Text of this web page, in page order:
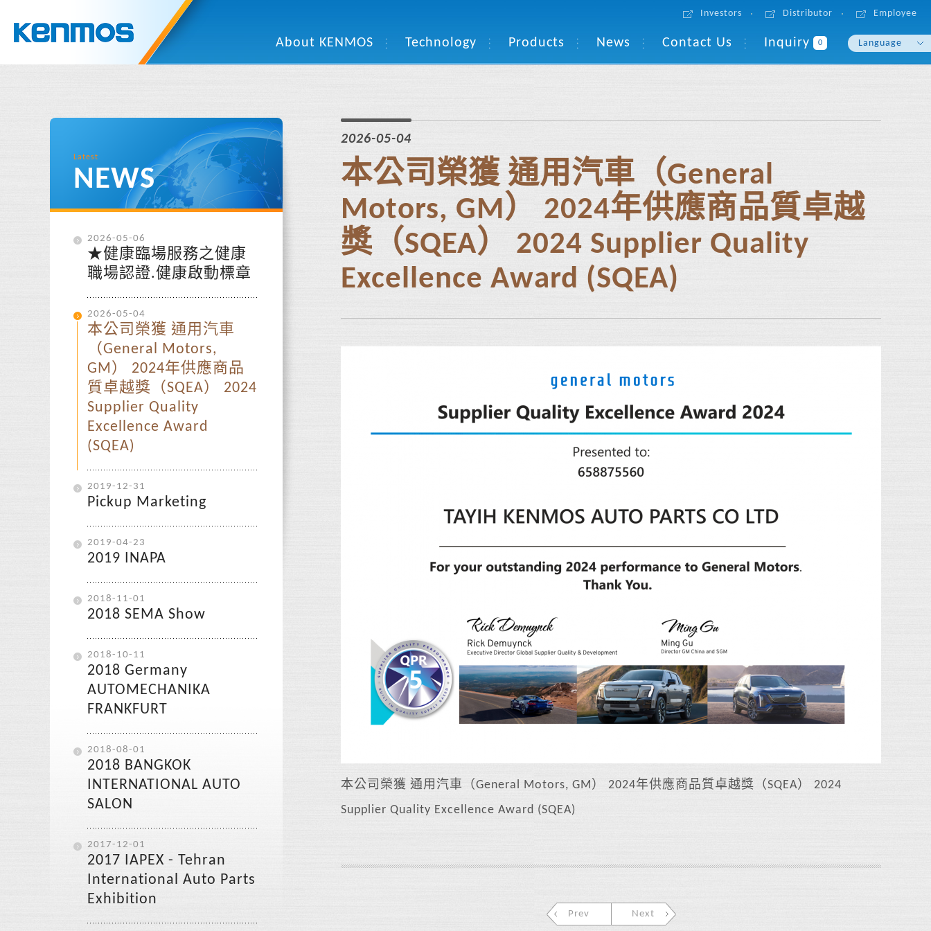
Language
About KENMOS Technology Products News Contact Us Inquiry 0
Investors Distributor Employee
2026-05-04
本公司榮獲 通用汽車（General
Motors, GM） 2024年供應商品質卓越
獎（SQEA） 2024 Supplier Quality
Excellence Award (SQEA)
本公司榮獲 通用汽車（General Motors, GM） 2024年供應商品質卓越獎（SQEA） 2024
Supplier Quality Excellence Award (SQEA)
Prev Next
Latest
NEWS
2026-05-06
★健康臨場服務之健康
職場認證.健康啟動標章
2026-05-04
本公司榮獲 通用汽車
（General Motors,
GM） 2024年供應商品
質卓越獎（SQEA） 2024
Supplier Quality
Excellence Award
(SQEA)
2019-12-31
Pickup Marketing
2019-04-23
2019 INAPA
2018-11-01
2018 SEMA Show
2018-10-11
2018 Germany
AUTOMECHANIKA
FRANKFURT
2018-08-01
2018 BANGKOK
INTERNATIONAL AUTO
SALON
2017-12-01
2017 IAPEX - Tehran
International Auto Parts
Exhibition